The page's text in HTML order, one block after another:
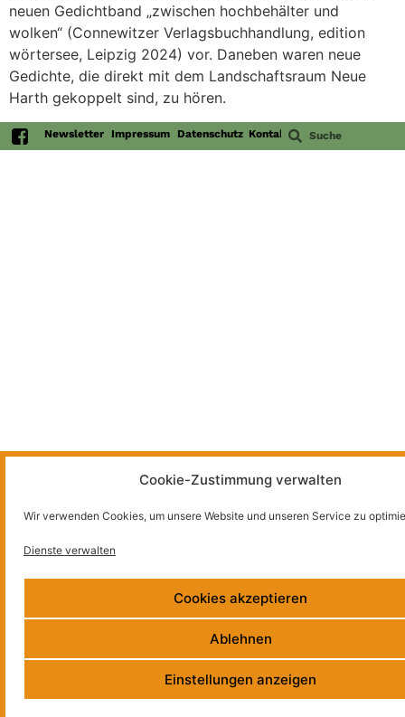
Cookie-Zustimmung verwalten
Wir verwenden Cookies, um unsere Website und unseren Service zu
Dienste verwalten
Cookies akzeptieren
Ablehnen
Einstellungen anzeigen
neuen Gedichtband „zwischen hochbehälter und
wolken“ (Connewitzer Verlagsbuchhandlung, edition
wörtersee, Leipzig 2024) vor. Daneben waren neue
Gedichte, die direkt mit dem Landschaftsraum Neue
Harth gekoppelt sind, zu hören.
Newsletter Impressum Datenschutz Kontakt